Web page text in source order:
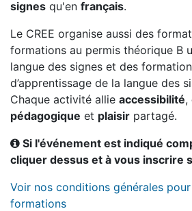
signes qu'en français.
Le CREE organise aussi des
formations au permis théorique B
langue des signes et des
d’apprentissage de la langue des
Chaque activité allie accessibilité,
pédagogique et plaisir partagé.
Si l'événement est indiqué
cliquer dessus et à vous inscrire
Voir nos conditions générales
formations